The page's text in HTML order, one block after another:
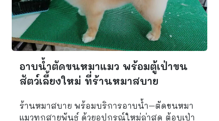
อาบน้ำตัดขนหมาแมว พร้อมตู้เป่าขน
สัตว์เลี้ยงใหม่ ที่ร้านหมาสบาย
ร้านหมาสบาย พร้อมบริการอาบน้ำ–ตัดขนหมา
แมวทุกสายพันธุ์ ด้วยอุปกรณ์ใหม่ล่าสุด ตู้อบเป่า